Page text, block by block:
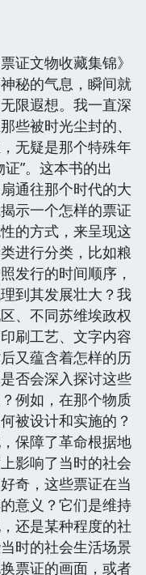
证文物收藏集锦》
秘的气息，瞬间就
限遐想。我一直深
些被时光尘封的、
无疑是那个特殊年
”。这本书的出
通往那个时代的大
示一个怎样的票证
的方式，来呈现这
进行分类，比如粮
发行的时间顺序，
到其发展壮大？我
、不同苏维埃政权
刷工艺、文字内容
又蕴含着怎样的历
否会深入探讨这些
例如，在那个物质
被设计和实施的？
保障了革命根据地
影响了当时的社会
奇，这些票证在当
意义？它们是维持
还是某种程度的社
时的社会生活场景
票证的画面，或者